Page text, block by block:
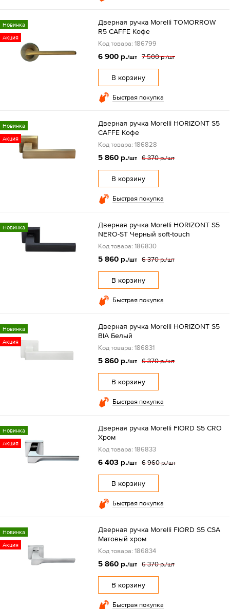
Новинка
Акция
Дверная ручка Morelli TOMORROW
R5 CAFFE Кофе
Код товара: 186799
6 900 р./шт 7 500 р./шт
В корзину
Быстрая покупка
Новинка
Акция
Дверная ручка Morelli HORIZONT S5
CAFFE Кофе
Код товара: 186828
5 860 р./шт 6 370 р./шт
В корзину
Быстрая покупка
Новинка
Дверная ручка Morelli HORIZONT S5
NERO-ST Черный soft-touch
Код товара: 186830
5 860 р./шт 6 370 р./шт
В корзину
Быстрая покупка
Новинка
Акция
Дверная ручка Morelli HORIZONT S5
BIA Белый
Код товара: 186831
5 860 р./шт 6 370 р./шт
В корзину
Быстрая покупка
Новинка
Акция
Дверная ручка Morelli FIORD S5 CRO
Хром
Код товара: 186833
6 403 р./шт 6 960 р./шт
В корзину
Быстрая покупка
Новинка
Акция
Дверная ручка Morelli FIORD S5 CSA
Матовый хром
Код товара: 186834
5 860 р./шт 6 370 р./шт
В корзину
Быстрая покупка